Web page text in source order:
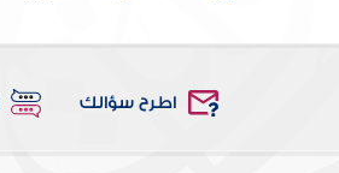
اطرح سؤالك